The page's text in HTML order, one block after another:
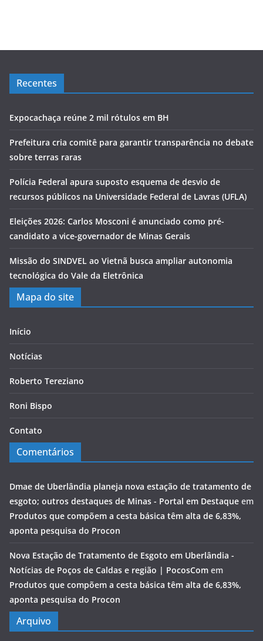
Recentes
Expocachaça reúne 2 mil rótulos em BH
Prefeitura cria comitê para garantir transparência no debate
sobre terras raras
Polícia Federal apura suposto esquema de desvio de
recursos públicos na Universidade Federal de Lavras (UFLA)
Eleições 2026: Carlos Mosconi é anunciado como pré-
candidato a vice-governador de Minas Gerais
Missão do SINDVEL ao Vietnã busca ampliar autonomia
tecnológica do Vale da Eletrônica
Mapa do site
Início
Notícias
Roberto Tereziano
Roni Bispo
Contato
Comentários
Dmae de Uberlândia planeja nova estação de tratamento de
esgoto; outros destaques de Minas - Portal em Destaque em
Produtos que compõem a cesta básica têm alta de 6,83%,
aponta pesquisa do Procon
Nova Estação de Tratamento de Esgoto em Uberlândia -
Notícias de Poços de Caldas e região | PocosCom em
Produtos que compõem a cesta básica têm alta de 6,83%,
aponta pesquisa do Procon
Arquivo